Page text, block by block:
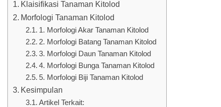
Klaisifikasi Tanaman Kitolod
Morfologi Tanaman Kitolod
1. Morfologi Akar Tanaman Kitolod
2. Morfologi Batang Tanaman Kitolod
3. Morfologi Daun Tanaman Kitolod
4. Morfologi Bunga Tanaman Kitolod
5. Morfologi Biji Tanaman Kitolod
Kesimpulan
Artikel Terkait: